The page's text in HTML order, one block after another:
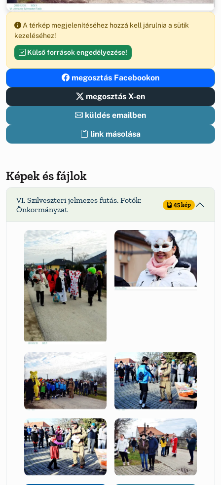
A térkép megjelenítéséhez hozzá kell járulnia a sütik
kezeléséhez!
Külső források engedélyezése!
megosztás Facebookon
megosztás X-en
küldés emailben
link másolása
Képek és fájlok
VI. Szilveszteri jelmezes futás. Fotók:
Önkormányzat
45 kép